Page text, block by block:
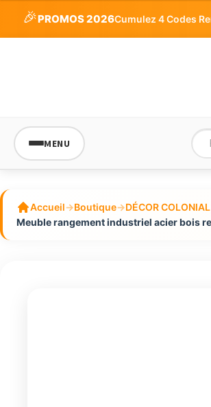
🎉PROMOS 2026Cumulez 4 Codes
MENU
Accueil→Boutique→DÉCOR
Meuble rangement industriel acier bois